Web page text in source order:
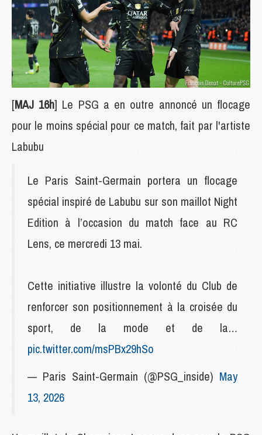
[MAJ 16h] Le PSG a en outre annoncé un flocage
pour le moins spécial pour ce match, fait par l'artiste
Labubu
Le Paris Saint-Germain portera un flocage
spécial inspiré de Labubu sur son maillot Night
Edition à l’occasion du match face au RC
Lens, ce mercredi 13 mai.
Cette initiative illustre la volonté du Club de
renforcer son positionnement à la croisée du
sport, de la mode et de la…
pic.twitter.com/msPBx29hSo
— Paris Saint-Germain (@PSG_inside) May
13, 2026